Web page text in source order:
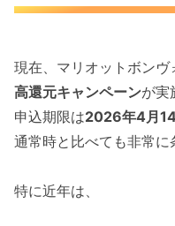
現在、マリオットボン
高還元キャンペーンが実
申込期限は2026年4月
通常時と比べても非常に
特に近年は、